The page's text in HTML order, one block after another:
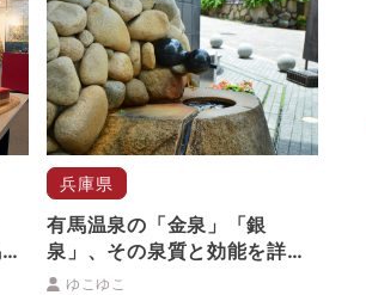
兵庫県
有馬温泉の「金泉」「銀
泉」、その泉質と効能を詳し
く解説
ゆこゆこ